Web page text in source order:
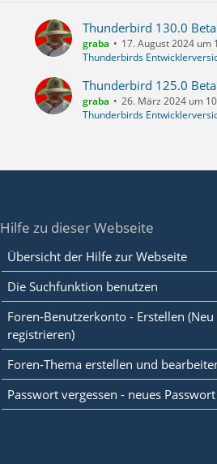
Thunderbird 130.0
graba
17. August 2024 um
Thunderbirds
Thunderbird 125.0
graba
26. März 2024 um
Thunderbirds
Hilfe zu dieser Webseite
Übersicht der Hilfe zur Webseite
Die Suchfunktion benutzen
Foren-Benutzerkonto - Erstellen (Neu
registrieren)
Foren-Thema erstellen und
Passwort vergessen - neues